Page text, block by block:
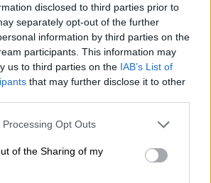
disclosed to third parties prior to
separately opt-out of the further
information by third parties on the
participants. This information may
us to third parties on the IAB’s List of
that may further disclose it to other
website/app uses one or more Google
or usage behaviour. You may click to
to Google and its third-party tags to
specified purposes in below Google
Opt Outs
of the Sharing of my
μετά την επίσκεψή
» έγραψε, αναφέροντας ότι
οι προσπάθειες για
της ανθρωπιστικής βοήθειας
της απομάκρυνσης των
πεδία των μαχών».
17:00